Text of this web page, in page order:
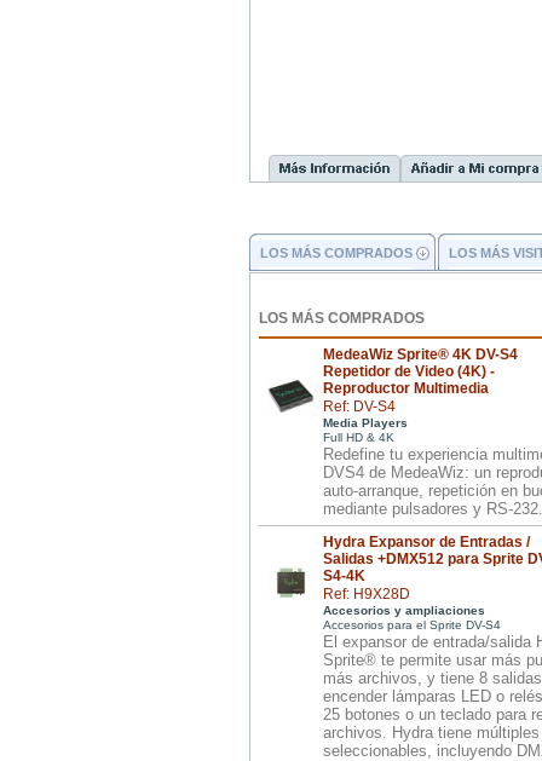
LOS MÁS COMPRADOS LOS MÁS
LOS MÁS COMPRADOS
MedeaWiz Sprite® 4K DV-S4
Repetidor de Video (4K) -
Reproductor Multimedia
Ref: DV-S4
Media Players
Full HD & 4K
Redefine tu experiencia
DVS4 de MedeaWiz: un
auto-arranque, repetición en
mediante pulsadores y RS-232.
Hydra Expansor de Entradas /
Salidas +DMX512 para Sprite
S4-4K
Ref: H9X28D
Accesorios y ampliaciones
Accesorios para el Sprite DV-S4
El expansor de entrada/salida
Sprite® te permite usar más
más archivos, y tiene 8
encender lámparas LED o
25 botones o un teclado para
archivos. Hydra tiene
seleccionables, incluyendo